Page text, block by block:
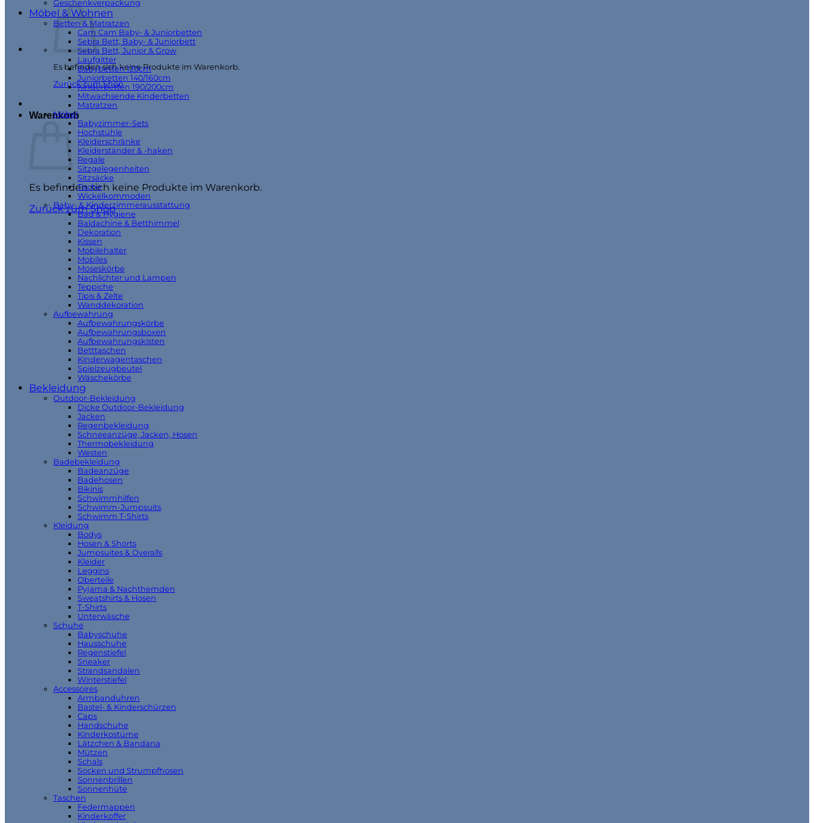
Es befinden sich keine Produkte im Warenkorb.
Zurück zum Shop
Warenkorb
Es befinden sich keine Produkte im Warenkorb.
Zurück zum Shop
Geschenkverpackung
Möbel & Wohnen
Betten & Matratzen
Cam Cam Baby- & Juniorbetten
Sebra Bett, Baby- & Juniorbett
Sebra Bett, Junior & Grow
Laufgitter
Babybetten 120cm
Juniorbetten 140/160cm
Kinderbetten 190/200cm
Mitwachsende Kinderbetten
Matratzen
Möbel
Babyzimmer-Sets
Hochstühle
Kleiderschränke
Kleiderständer & -haken
Regale
Sitzgelegenheiten
Sitzsäcke
Tische
Wickelkommoden
Baby- & Kinderzimmerausstattung
Bad & Hygiene
Baldachine & Betthimmel
Dekoration
Kissen
Mobilehalter
Mobiles
Moseskörbe
Nachlichter und Lampen
Teppiche
Tipis & Zelte
Wanddekoration
Aufbewahrung
Aufbewahrungskörbe
Aufbewahrungsboxen
Aufbewahrungskisten
Betttaschen
Kinderwagentaschen
Spielzeugbeutel
Wäschekörbe
Bekleidung
Outdoor-Bekleidung
Dicke Outdoor-Bekleidung
Jacken
Regenbekleidung
Schneeanzüge, Jacken, Hosen
Thermobekleidung
Westen
Badebekleidung
Badeanzüge
Badehosen
Bikinis
Schwimmhilfen
Schwimm-Jumpsuits
Schwimm T-Shirts
Kleidung
Bodys
Hosen & Shorts
Jumpsuites & Overalls
Kleider
Leggins
Oberteile
Pyjama & Nachthemden
Sweatshirts & Hosen
T-Shirts
Unterwäsche
Schuhe
Babyschuhe
Hausschuhe
Regenstiefel
Sneaker
Strandsandalen
Winterstiefel
Accessoires
Armbanduhren
Bastel- & Kinderschürzen
Caps
Handschuhe
Kinderkostüme
Lätzchen & Bandana
Mützen
Schals
Socken und Strumpfhosen
Sonnenbrillen
Sonnenhüte
Taschen
Federmappen
Kinderkoffer